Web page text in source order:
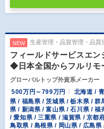
NEW 生産管理・品質管理・品質
フィールドサービスエ
◆日本全国からフルリモ
グローバルトップ外資系メーカー
500万円～799万円
北海道 /
県 / 福島県 / 茨城県 / 栃木県 / 群
県 / 新潟県 / 富山県 / 石川県 / 福
/ 愛知県 / 三重県 / 滋賀県 / 京都
鳥取県 / 島根県 / 岡山県 / 広島